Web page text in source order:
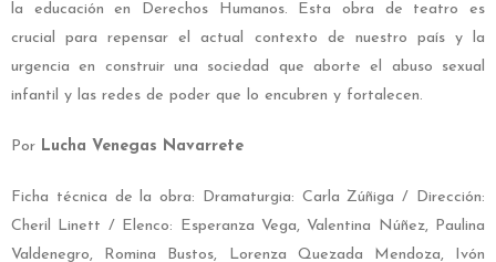
la educación en Derechos Humanos. Esta obra de teatro es
crucial para repensar el actual contexto de nuestro país y la
urgencia en construir una sociedad que aborte el abuso sexual
infantil y las redes de poder que lo encubren y fortalecen.
Por Lucha Venegas Navarrete
Ficha técnica de la obra: Dramaturgia: Carla Zúñiga / Dirección:
Cheril Linett / Elenco: Esperanza Vega, Valentina Núñez, Paulina
Valdenegro, Romina Bustos, Lorenza Quezada Mendoza, Ivón